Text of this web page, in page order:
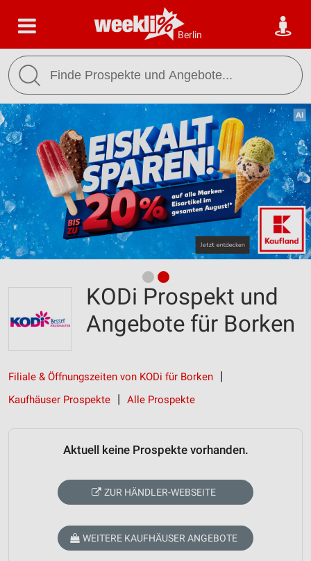
Berlin
KODi Prospekt und
Angebote für Borken
Filiale & Öffnungszeiten von KODi für Borken
Kaufhäuser Prospekte
Alle Prospekte
Aktuell keine Prospekte vorhanden.
ZUR HÄNDLER-WEBSEITE
WEITERE KAUFHÄUSER ANGEBOTE